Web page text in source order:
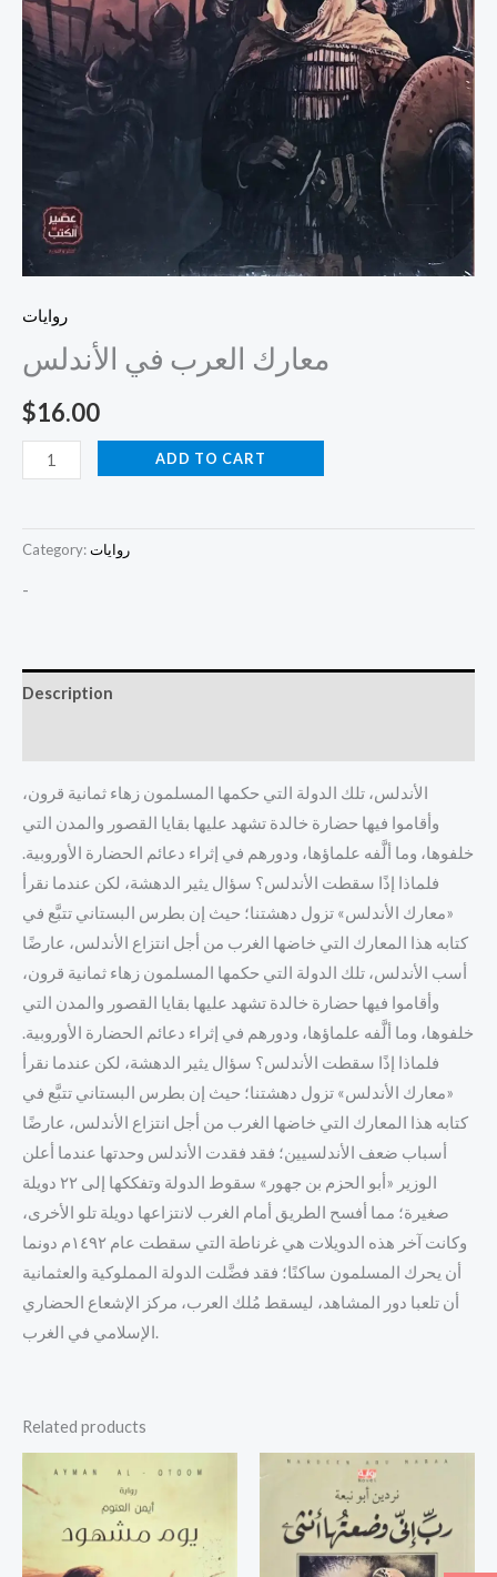
روايات
معارك العرب في الأندلس
$16.00
ADD TO CART
Category:روايات
-
Description
الأندلس، تلك الدولة التي حكمها المسلمون زهاء ثمانية قرون،
وأقاموا فيها حضارة خالدة تشهد عليها بقايا القصور والمدن التي
خلفوها، وما ألَّفه علماؤها، ودورهم في إثراء دعائم الحضارة الأوروبية.
فلماذا إذًا سقطت الأندلس؟ سؤال يثير الدهشة، لكن عندما نقرأ
«معارك الأندلس» تزول دهشتنا؛ حيث إن بطرس البستاني تتبَّع في
كتابه هذا المعارك التي خاضها الغرب من أجل انتزاع الأندلس، عارضًا
أسب الأندلس، تلك الدولة التي حكمها المسلمون زهاء ثمانية قرون،
وأقاموا فيها حضارة خالدة تشهد عليها بقايا القصور والمدن التي
خلفوها، وما ألَّفه علماؤها، ودورهم في إثراء دعائم الحضارة الأوروبية.
فلماذا إذًا سقطت الأندلس؟ سؤال يثير الدهشة، لكن عندما نقرأ
«معارك الأندلس» تزول دهشتنا؛ حيث إن بطرس البستاني تتبَّع في
كتابه هذا المعارك التي خاضها الغرب من أجل انتزاع الأندلس، عارضًا
أسباب ضعف الأندلسيين؛ فقد فقدت الأندلس وحدتها عندما أعلن
الوزير «أبو الحزم بن جهور» سقوط الدولة وتفككها إلى ٢٢ دويلة
صغيرة؛ مما أفسح الطريق أمام الغرب لانتزاعها دويلة تلو الأخرى،
وكانت آخر هذه الدويلات هي غرناطة التي سقطت عام ١٤٩٢م دونما
أن يحرك المسلمون ساكنًا؛ فقد فضَّلت الدولة المملوكية والعثمانية
أن تلعبا دور المشاهد، ليسقط مُلك العرب، مركز الإشعاع الحضاري
الإسلامي في الغرب.
Related products